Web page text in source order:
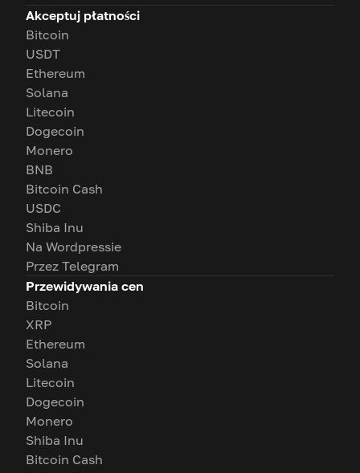
Akceptuj płatności
Bitcoin
USDT
Ethereum
Solana
Litecoin
Dogecoin
Monero
BNB
Bitcoin Cash
USDC
Shiba Inu
Na Wordpressie
Przez Telegram
Przewidywania cen
Bitcoin
XRP
Ethereum
Solana
Litecoin
Dogecoin
Monero
Shiba Inu
Bitcoin Cash